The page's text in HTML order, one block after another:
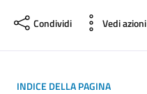
Condividi Vedi azioni
INDICE DELLA PAGINA